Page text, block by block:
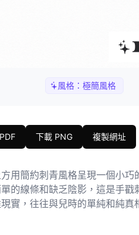
風格： 極簡風格
下載 PNG 複製網址
用簡約刺青風格呈現一個小
的線條和缺乏陰影，這是手
實，往往與兒時的單純和純